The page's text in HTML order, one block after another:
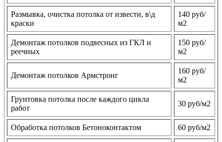
Размывка, очистка потолка от извести, в\д
краски
140 руб/
м2
Демонтаж потолков подвесных из ГКЛ и
реечных
150 руб/
м2
Демонтаж потолков Армстронг
160 руб/
м2
Грунтовка потолка после каждого цикла
работ
30 руб/м2
Обработка потолков Бетоноконтактом 60 руб/м2